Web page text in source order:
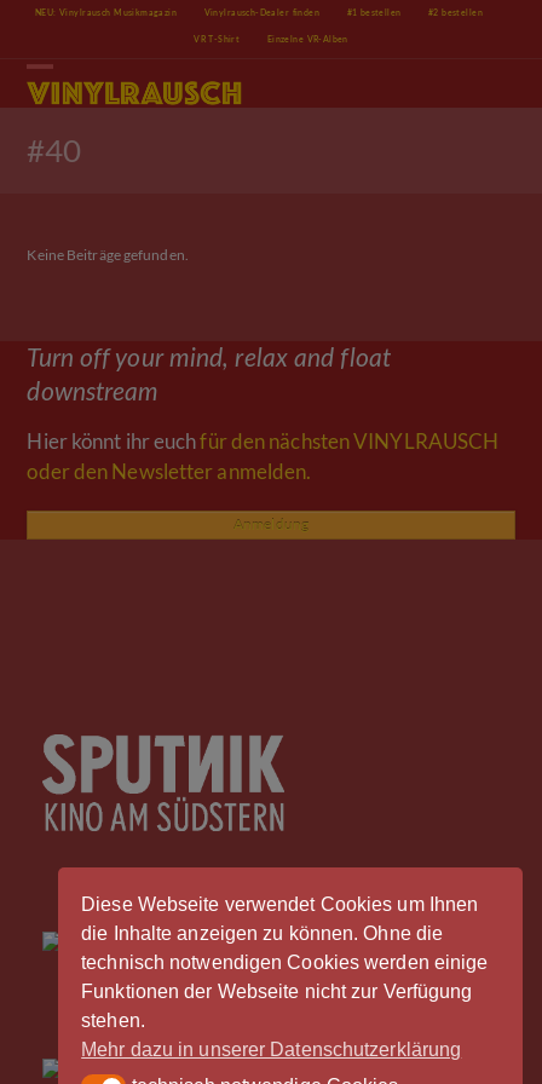
Diese Webseite verwendet Cookies um Ihnen
die Inhalte anzeigen zu können. Ohne die
technisch notwendigen Cookies werden einige
Funktionen der Webseite nicht zur Verfügung
stehen.
Mehr dazu in unserer Datenschutzerklärung
Skip
content
NEU: Vinylrausch Musikmagazin Vinylrausch-Dealer finden #1 bestellen #2 bestellen
VR T-Shirt Einzelne VR-Alben
Open
mobile
menu
Close
mobile
menu
#40
Keine Beiträge gefunden.
Turn off your mind, relax and float
downstream
Hier könnt ihr euchfür den nächsten VINYLRAUSCH
oder den Newsletter anmelden.
Anmeldung